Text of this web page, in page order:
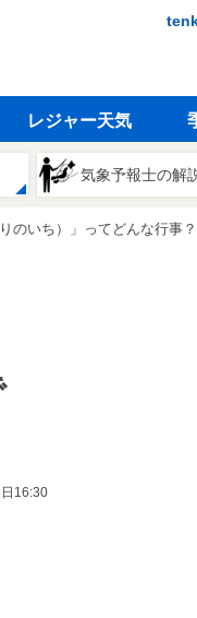
レジャー天気
気象予報士の解
のいち）」ってどんな行事？
16:30